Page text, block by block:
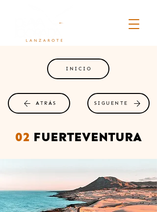
INICIO
ATRÁS SIGUENTE
02 FUERTEVENTURA